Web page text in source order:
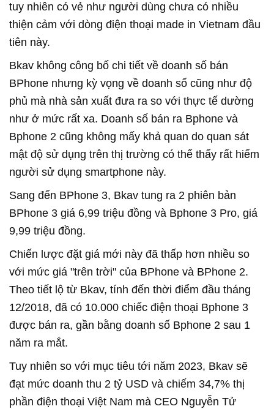
tuy nhiên có vẻ như người dùng chưa có nhiều
thiện cảm với dòng điện thoại made in Vietnam đầu
tiên này.
Bkav không công bố chi tiết về doanh số bán
BPhone nhưng kỳ vọng về doanh số cũng như độ
phủ mà nhà sản xuất đưa ra so với thực tế dường
như ở mức rất xa. Doanh số bán ra Bphone và
Bphone 2 cũng không mấy khả quan do quan sát
mật độ sử dụng trên thị trường có thể thấy rất hiếm
người sử dụng smartphone này.
Sang đến BPhone 3, Bkav tung ra 2 phiên bản
BPhone 3 giá 6,99 triệu đồng và Bphone 3 Pro, giá
9,99 triệu đồng.
Chiến lược đặt giá mới này đã thấp hơn nhiều so
với mức giá "trên trời" của BPhone và BPhone 2.
Theo tiết lộ từ Bkav, tính đến thời điểm đầu tháng
12/2018, đã có 10.000 chiếc điện thoại Bphone 3
được bán ra, gần bằng doanh số Bphone 2 sau 1
năm ra mắt.
Tuy nhiên so với mục tiêu tới năm 2023, Bkav sẽ
đạt mức doanh thu 2 tỷ USD và chiếm 34,7% thị
phần điện thoại Việt Nam mà CEO Nguyễn Tử